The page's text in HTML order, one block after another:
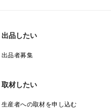
出品したい
出品者募集
取材したい
生産者への取材を申し込む